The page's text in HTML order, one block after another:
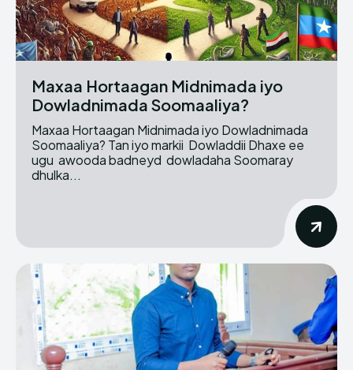
Maxaa Hortaagan Midnimada iyo
Dowladnimada Soomaaliya?
Maxaa Hortaagan Midnimada iyo Dowladnimada
Soomaaliya? Tan iyo markii Dowladdii Dhaxe ee
ugu awooda badneyd dowladaha Soomaray
dhulka...